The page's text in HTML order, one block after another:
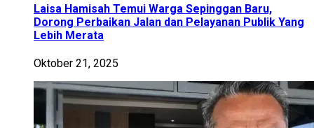
Laisa Hamisah Temui Warga Sepinggan Baru,
Dorong Perbaikan Jalan dan Pelayanan Publik Yang
Lebih Merata
Oktober 21, 2025